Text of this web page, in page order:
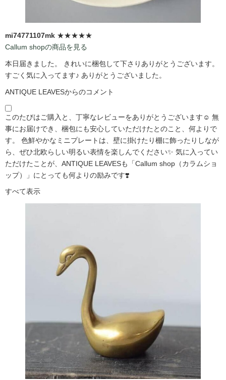
mi74771107mk ★★★★★
Callum shopの商品を見る
本日届きました。 きれいに梱包して下さりありがとうございます。
すごく気に入ってます♪ ありがとうございました。
ANTIQUE LEAVESからのコメント
このたびはご購入と、丁寧なレビューをありがとうございます☺️ 無
事にお届けでき、梱包にも安心していただけたとのこと、何よりで
す。 色鮮やかなミニプレートは、壁に掛けたり棚に飾ったりしなが
ら、ぜひ北欧らしい明るい表情を楽しんでください✨ 気に入ってい
ただけたことが、ANTIQUE LEAVESも「Callum shop（カラムショ
ップ）」にとっても何よりの励みです❣️
すべて表示